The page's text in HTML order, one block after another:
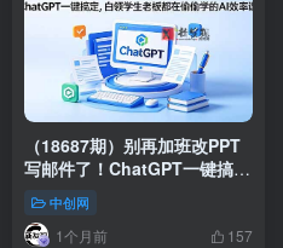
（18687期）别再加班改PPT
写邮件了！ChatGPT一键搞
定，白领学生老板都在偷偷学
的AI效率课
中创网
1个月前 157